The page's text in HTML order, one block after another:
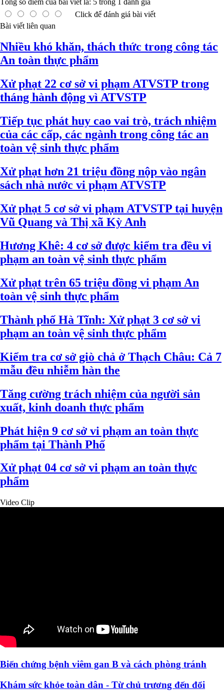
Click để đánh giá bài viết
Bài viết liên quan
Nhiều khó khăn, thách thức trong công tác
An toàn thực phẩm
Xử phạt 22 cơ sở vi phạm ATVSTP trong
tháng hành động vì ATVSTP
Tiếp tục phát huy cao vai trò, trách nhiệm
của các cấp, các ngành trong công tác an
toàn vệ sinh thực phẩm
Xử phạt hơn 21 triệu đồng nộp vào ngân
sách nhà nước vi phạm ATVSTP
Xử phạt 5 cơ sở vi phạm ATVSTP tại huyện
Vũ Quang và Thị xã Kỳ Anh
Hương Khê: 4 cơ sở được kiểm tra đều vi
phạm an toàn vệ sinh thực phẩm
Xử phạt trên 65 triệu đồng vi phạm An
toàn vệ sinh thực phẩm
Thành phố Hà Tĩnh: Xử phạt 3 cơ sở vi
phạm an toàn vệ sinh thực phẩm
Kiểm tra cơ sở giò chả ở Thạch Châu: Cả 7
mẫu đều nhiễm hàn the
Tăng cường trách nhiệm của người sản
xuất, kinh doanh thực phẩm
Phát hiện 9 cơ sở vi phạm an toàn thực
phẩm tại Thành Phố
Xử phạt 04 cơ sở vi phạm an toàn thực
phẩm
Video Clip
Biến chứng bệnh viêm gan B và cách phòng tránh
Khám sức khỏe toàn dân - Từ chủ trương đến đổi